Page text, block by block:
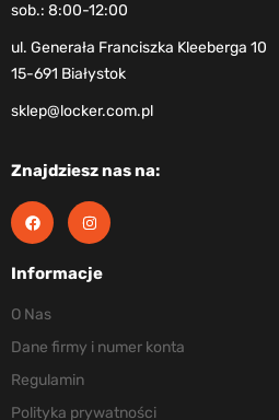
sob.: 8:00-12:00
ul. Generała Franciszka Kleeberga 10
15-691 Białystok
sklep@locker.com.pl
Znajdziesz nas na:
Informacje
O Nas
Dane firmy i numer konta
Regulamin
Polityka prywatności